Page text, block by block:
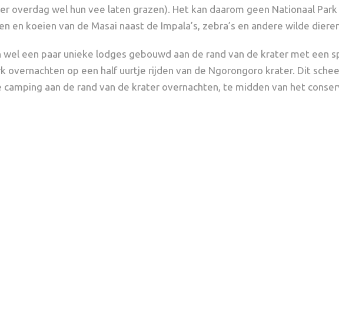
overdag wel hun vee laten grazen). Het kan daarom geen Nationaal
en koeien van de Masai naast de Impala’s, zebra’s en andere wilde
een paar unieke lodges gebouwd aan de rand van de krater met een
op een half uurtje rijden van de Ngorongoro krater. Dit
aan de rand van de krater overnachten, te midden van het